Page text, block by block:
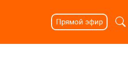
Прямой эфир